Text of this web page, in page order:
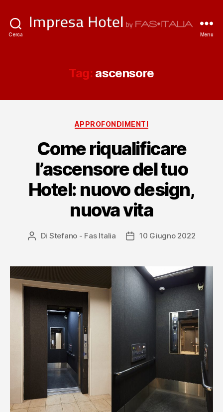
Cerca Menu
Tag: ascensore
Categorie
APPROFONDIMENTI
Come riqualificare
l’ascensore del tuo
Hotel: nuovo design,
nuova vita
Autore
Di Stefano - Fas Italia
Data10 Giugno 2022